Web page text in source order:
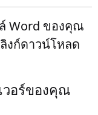
Word ของคุณ
งก์ดาวน์โหลด
วอร์ของคุณ